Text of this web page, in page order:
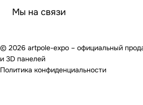
Мы на связи
© 2026 artpole-expo – официальный
и 3D панелей
Политика конфиденциальности